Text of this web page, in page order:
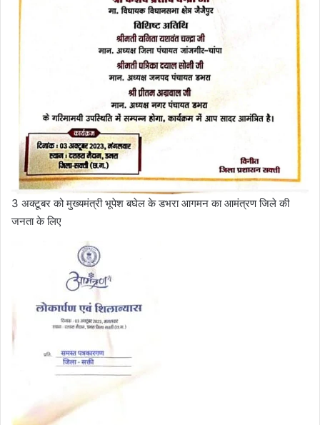
3 अक्टूबर को मुख्यमंत्री भूपेश बघेल के डभरा आगमन का आमंत्रण जिले की
जनता के लिए